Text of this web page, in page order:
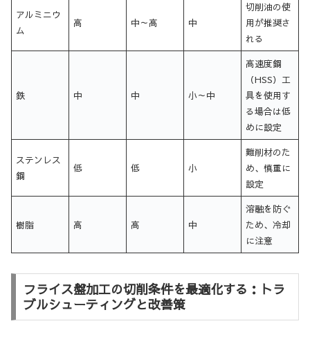
アルミニウ
ム
高 中～高 中
切削油の使
用が推奨さ
れる
鉄 中 中 小～中
高速度鋼
（HSS）工
具を使用す
る場合は低
めに設定
ステンレス
鋼
低 低 小
難削材のた
め、慎重に
設定
樹脂 高 高 中
溶融を防ぐ
ため、冷却
に注意
フライス盤加工の切削条件を最適化する：トラ
ブルシューティングと改善策